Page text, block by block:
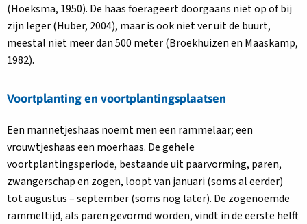
(Hoeksma, 1950). De haas foerageert doorgaans niet op of bij
zijn leger (Huber, 2004), maar is ook niet ver uit de buurt,
meestal niet meer dan 500 meter (Broekhuizen en Maaskamp,
1982).
Voortplanting en voortplantingsplaatsen
Een mannetjeshaas noemt men een rammelaar; een
vrouwtjeshaas een moerhaas. De gehele
voortplantingsperiode, bestaande uit paarvorming, paren,
zwangerschap en zogen, loopt van januari (soms al eerder)
tot augustus – september (soms nog later). De zogenoemde
rammeltijd, als paren gevormd worden, vindt in de eerste helft